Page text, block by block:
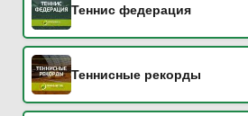
Теннис федерация
Теннисные рекорды